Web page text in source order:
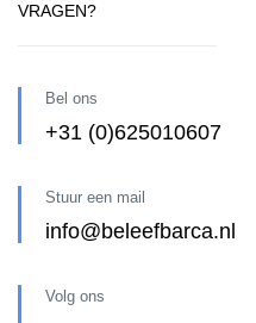
VRAGEN?
Bel ons
+31 (0)625010607
Stuur een mail
info@beleefbarca.nl
Volg ons